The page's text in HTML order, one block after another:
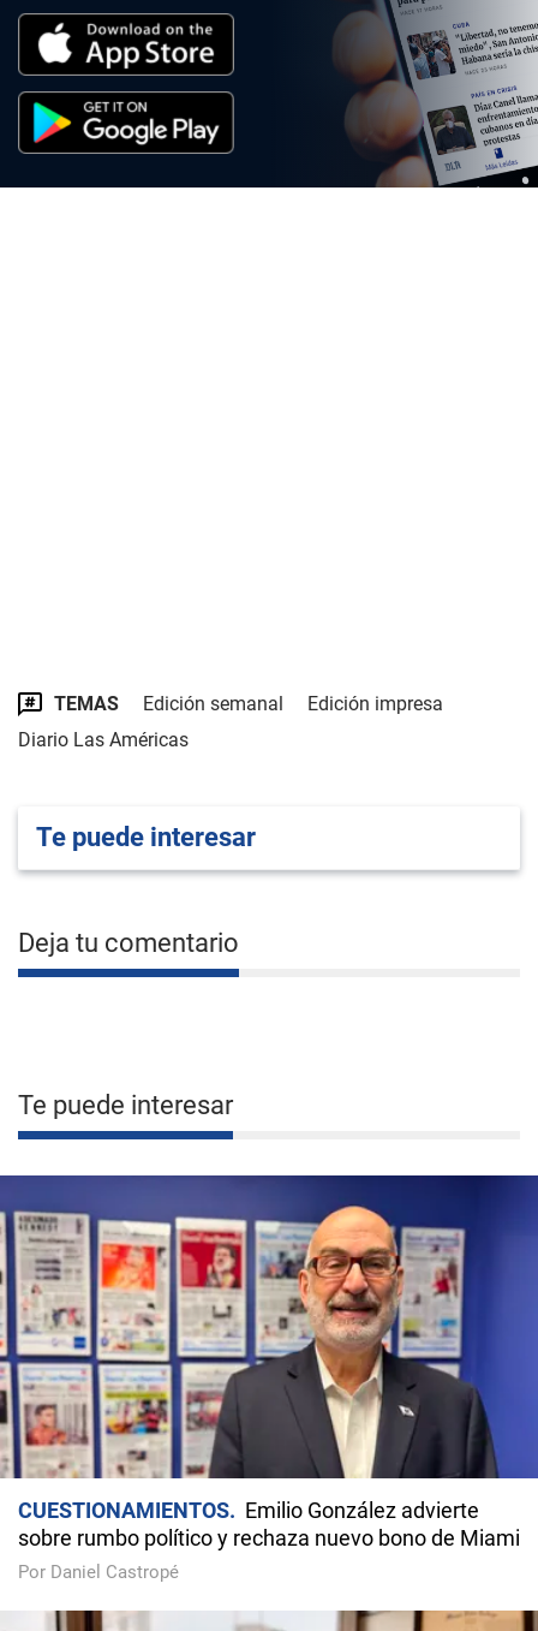
TEMAS Edición semanal
Edición impresa
Diario Las Américas
Te puede interesar
Deja tu comentario
Te puede interesar
CUESTIONAMIENTOS
Emilio González advierte
sobre rumbo político y rechaza nuevo bono de Miami
Por Daniel Castropé